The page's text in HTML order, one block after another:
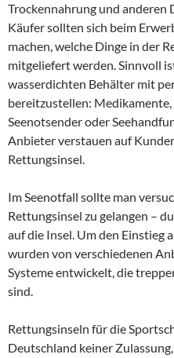
Trockennahrung und anderen
Käufer sollten sich beim
machen, welche Dinge in der
mitgeliefert werden. Sinnvoll
wasserdichten Behälter mit
bereitzustellen: Medikamente,
Seenotsender oder
Anbieter verstauen auf
Rettungsinsel.
Im Seenotfall sollte man
Rettungsinsel zu gelangen –
auf die Insel. Um den Einstieg
wurden von verschiedenen
Systeme entwickelt, die
sind.
Rettungsinseln für die
Deutschland keiner